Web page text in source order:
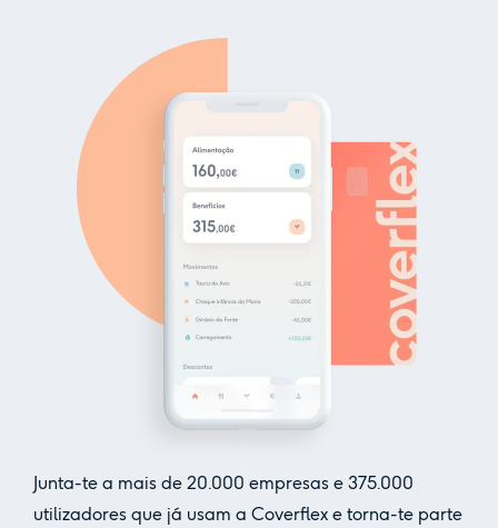
Junta-te a mais de 20.000 empresas e 375.000
utilizadores que já usam a Coverflex e torna-te parte